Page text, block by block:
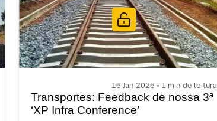
16 Jan 2026 • 1 min de leitura
Transportes: Feedback de nossa 3ª
‘XP Infra Conference’